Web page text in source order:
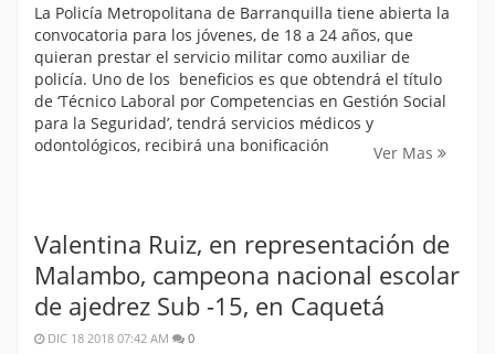
La Policía Metropolitana de Barranquilla tiene abierta la
convocatoria para los jóvenes, de 18 a 24 años, que
quieran prestar el servicio militar como auxiliar de
policía. Uno de los beneficios es que obtendrá el título
de ‘Técnico Laboral por Competencias en Gestión Social
para la Seguridad’, tendrá servicios médicos y
odontológicos, recibirá una bonificación
Ver Mas
Valentina Ruiz, en representación de
Malambo, campeona nacional escolar
de ajedrez Sub -15, en Caquetá
DIC 18 2018 07:42 AM 0